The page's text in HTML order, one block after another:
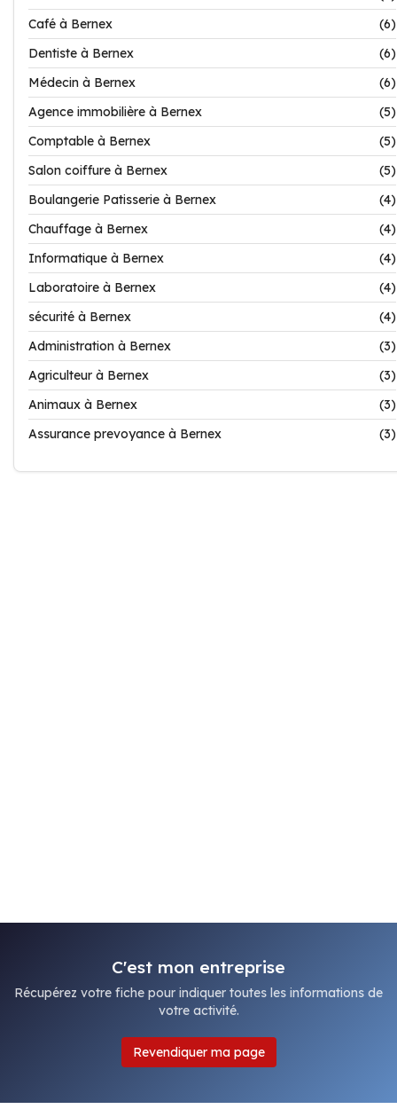
Café à Bernex
(6)
Dentiste à Bernex
(6)
Médecin à Bernex
(6)
Agence immobilière à Bernex
(5)
Comptable à Bernex
(5)
Salon coiffure à Bernex
(5)
Boulangerie Patisserie à Bernex
(4)
Chauffage à Bernex
(4)
Informatique à Bernex
(4)
Laboratoire à Bernex
(4)
sécurité à Bernex
(4)
Administration à Bernex
(3)
Agriculteur à Bernex
(3)
Animaux à Bernex
(3)
Assurance prevoyance à Bernex
(3)
C'est mon entreprise
Récupérez votre fiche pour indiquer toutes les informations de
votre activité.
Revendiquer ma page